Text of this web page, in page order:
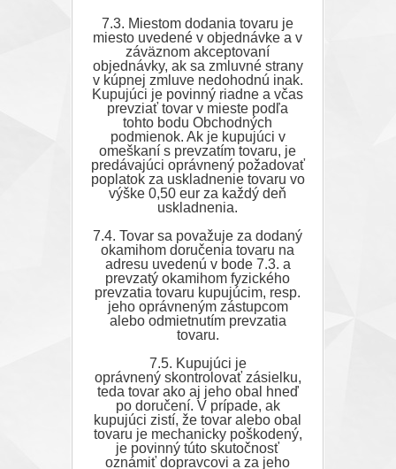
7.3. Miestom dodania tovaru je
miesto uvedené v objednávke a v
záväznom akceptovaní
objednávky, ak sa zmluvné strany
v kúpnej zmluve nedohodnú inak.
Kupujúci je povinný riadne a včas
prevziať tovar v mieste podľa
tohto bodu Obchodných
podmienok. Ak je kupujúci v
omeškaní s prevzatím tovaru, je
predávajúci oprávnený požadovať
poplatok za uskladnenie tovaru vo
výške 0,50 eur za každý deň
uskladnenia.
7.4. Tovar sa považuje za dodaný
okamihom doručenia tovaru na
adresu uvedenú v bode 7.3. a
prevzatý okamihom fyzického
prevzatia tovaru kupujúcim, resp.
jeho oprávneným zástupcom
alebo odmietnutím prevzatia
tovaru.
7.5. Kupujúci je
oprávnený skontrolovať zásielku,
teda tovar ako aj jeho obal hneď
po doručení. V prípade, ak
kupujúci zistí, že tovar alebo obal
tovaru je mechanicky poškodený,
je povinný túto skutočnosť
oznámiť dopravcovi a za jeho